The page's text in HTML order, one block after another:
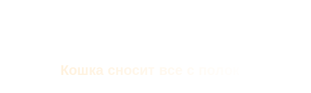
Кошка сносит все с полок